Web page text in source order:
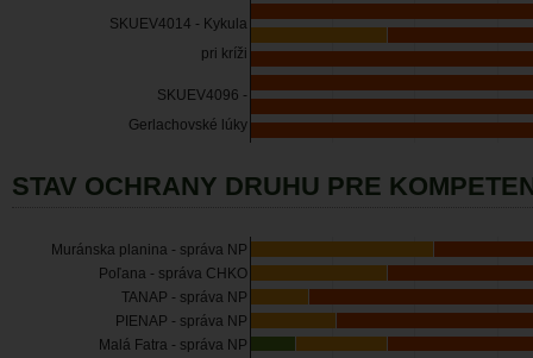
SKUEV4014 - Kykula
pri kríži
SKUEV4096 -
Gerlachovské lúky
STAV OCHRANY DRUHU PRE
Muránska planina - správa NP
Poľana - správa CHKO
TANAP - správa NP
PIENAP - správa NP
Malá Fatra - správa NP